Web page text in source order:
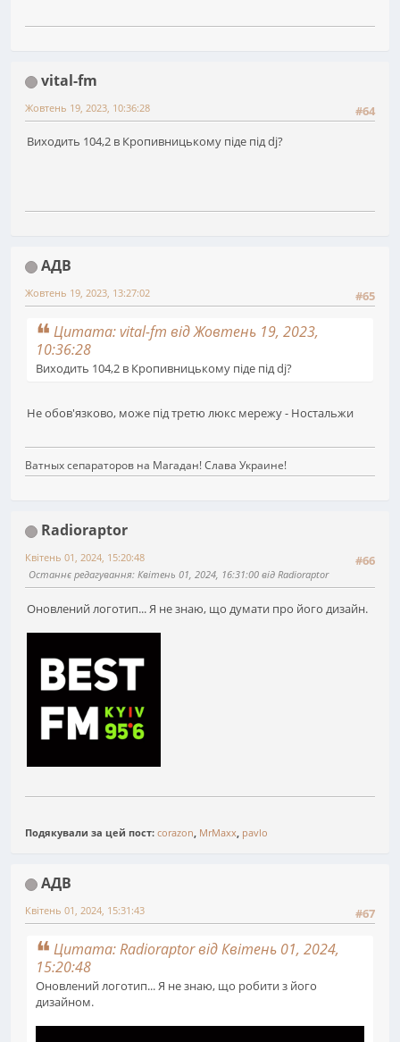
vital-fm
#64
Жовтень 19, 2023, 10:36:28
Виходить 104,2 в Кропивницькому піде під dj?
АДВ
#65
Жовтень 19, 2023, 13:27:02
Цитата: vital-fm від Жовтень 19, 2023,
10:36:28
Виходить 104,2 в Кропивницькому піде під dj?
Не обов'язково, може під третю люкс мережу - Ностальжи
Ватных сепараторов на Магадан! Слава Украине!
Radioraptor
#66
Квітень 01, 2024, 15:20:48
Останнє редагування: Квітень 01, 2024, 16:31:00 від Radioraptor
Оновлений логотип... Я не знаю, що думати про його дизайн.
Подякували за цей пост: corazon, MrMaxx, pavlo
АДВ
#67
Квітень 01, 2024, 15:31:43
Цитата: Radioraptor від Квітень 01, 2024,
15:20:48
Оновлений логотип... Я не знаю, що робити з його
дизайном.